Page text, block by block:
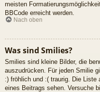
meisten
BBCode erreicht werden.
Nach oben
Was sind Smilies?
Smilies sind kleine Bilder, die
auszudrücken. Für jeden Smilie
:) fröhlich und :( traurig. Die
eines Beitrags sehen. Versuche